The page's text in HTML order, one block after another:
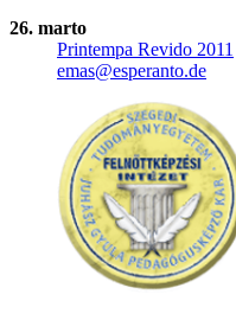
26. marto
Printempa Revido 2011
emas@esperanto.de